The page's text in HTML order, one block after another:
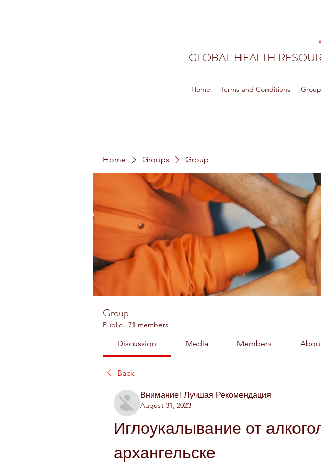
GLOBAL HEALTH
Home Terms and Conditions
Home Groups Group
Group
Public · 71 members
Discussion Media Members
Back
Внимание! Лучшая Рекомендация
August 31, 2023
Иглоукалывание от
архангельске